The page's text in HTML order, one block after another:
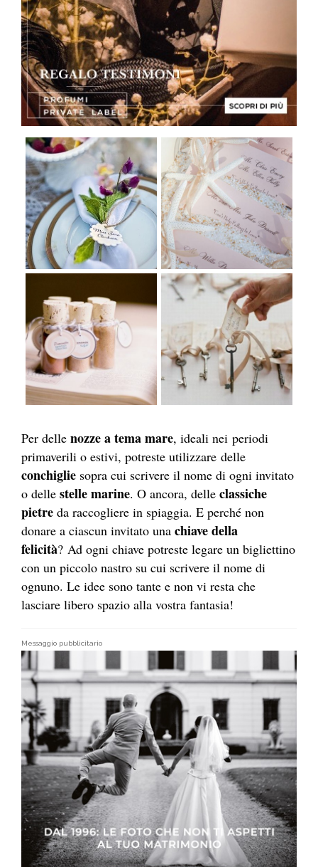
Per delle nozze atema mare, ideali nei periodi
primaverili o estivi, potreste utilizzare delle
conchiglie sopra cui scrivere il nome di ogni invitato
o delle stelle marine. O ancora, delle classiche
pietre da raccogliere in spiaggia. E perché non
donare a ciascun invitato una chiave della
felicità? Ad ogni chiave potreste legare un bigliettino
con un piccolo nastro su cui scrivere il nome di
ognuno. Le idee sono tante e non vi resta che
lasciare libero spazio alla vostra fantasia!
Messaggio pubblicitario